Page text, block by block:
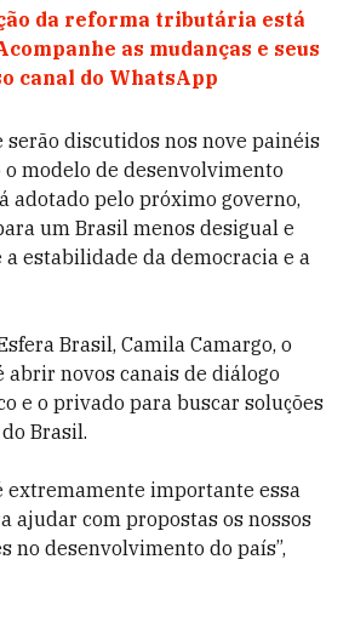
da reforma tributária está
as mudanças e seus
canal do WhatsApp
serão discutidos nos nove painéis
modelo de desenvolvimento
adotado pelo próximo governo,
um Brasil menos desigual e
estabilidade da democracia e a
Brasil, Camila Camargo, o
abrir novos canais de diálogo
e o privado para buscar soluções
Brasil.
extremamente importante essa
ajudar com propostas os nossos
no desenvolvimento do país”,